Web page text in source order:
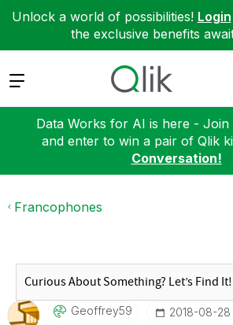
Unlock a world of possibilities! Login
the exclusive benefits
Expand
Data Works for AI is here - Join
and enter to win a pair of Qlik
Conversation!
Francophones
Geoffrey59 ‎2018-08-28